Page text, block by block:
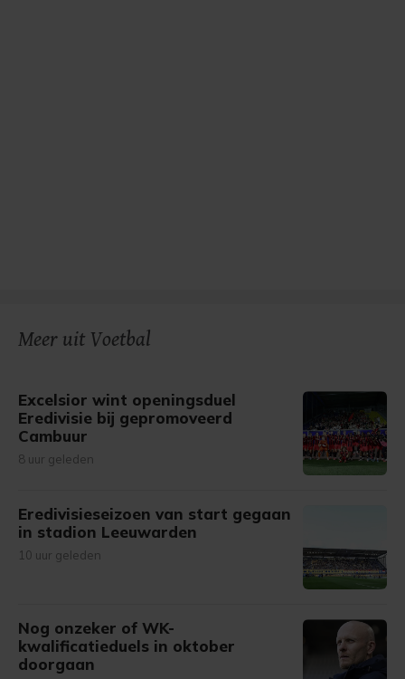
Meer uit Voetbal
Excelsior wint openingsduel
Eredivisie bij gepromoveerd
Cambuur
8 uur geleden
Eredivisieseizoen van start gegaan
in stadion Leeuwarden
10 uur geleden
Nog onzeker of WK-
kwalificatieduels in oktober
doorgaan